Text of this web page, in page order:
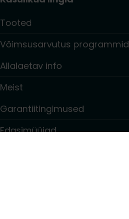
Tooted
Võimsusarvutus programmid
Allalaetav info
Meist
Garantiitingimused
Edasimüüjad